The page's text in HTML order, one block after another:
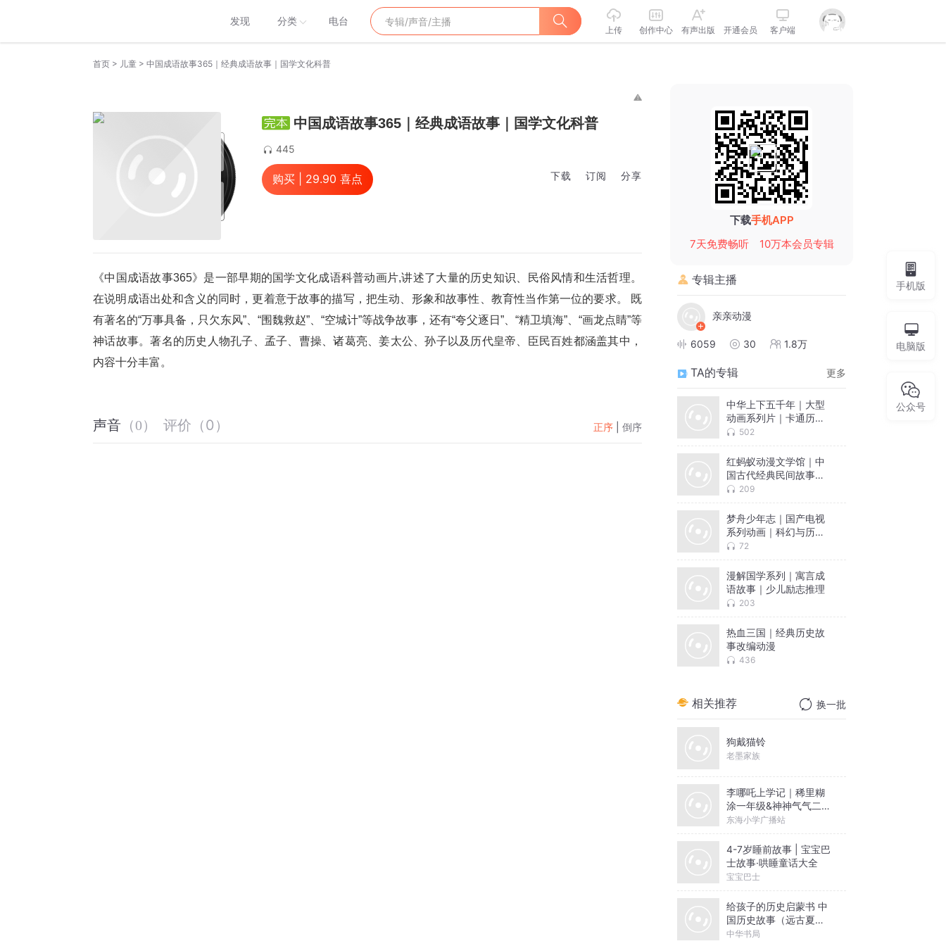
发现 分类 电台
上传 创作中心 有声出版 开通会员 客户端
首页 > 儿童 > 中国成语故事365｜经典成语故事｜国学文化科普
中国成语故事365｜经典成语故事｜国学文化科普
445
购买 | 29.90 喜点 下载 订阅 分享
《中国成语故事365》是一部早期的国学文化成语科普动画片,讲述了大量的历史知识、民俗风情和生活哲理。
在说明成语出处和含义的同时，更着意于故事的描写，把生动、形象和故事性、教育性当作第一位的要求。 既
有著名的“万事具备，只欠东风”、“围魏救赵”、“空城计”等战争故事，还有“夸父逐日”、“精卫填海”、“画龙点睛”等
神话故事。著名的历史人物孔子、孟子、曹操、诸葛亮、姜太公、孙子以及历代皇帝、臣民百姓都涵盖其中，
内容十分丰富。
声音 （0） 评价 （0 ） 正序 倒序
下载手机APP
7天免费畅听
10万本会员专辑
专辑主播
亲亲动漫
6059 30 1.8万
TA的专辑 更多
中华上下五千年｜大型
动画系列片｜卡通历史
故事502
红蚂蚁动漫文学馆｜中
国古代经典民间故事｜
科幻动漫
209
梦舟少年志｜国产电视
系列动画｜科幻与历史
动画
72
漫解国学系列｜寓言成
语故事｜少儿励志推理
203
热血三国｜经典历史故
事改编动漫
436
相关推荐 换一批
狗戴猫铃
老墨家族
李哪吒上学记｜稀里糊
涂一年级&神神气气二年
级
东海小学广播站
4-7岁睡前故事 | 宝宝巴
士故事·哄睡童话大全
宝宝巴士
给孩子的历史启蒙书 中
国历史故事（远古夏商
西周）
中华书局
手机版
电脑版
公众号